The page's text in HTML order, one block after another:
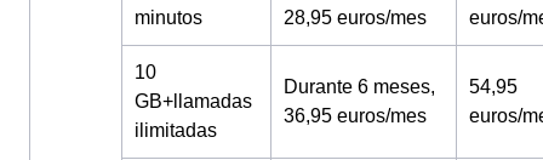
minutos
28,95 euros/mes
euros/
10
GB+llamadas
ilimitadas
Durante 6 meses,
36,95 euros/mes
54,95
euros/